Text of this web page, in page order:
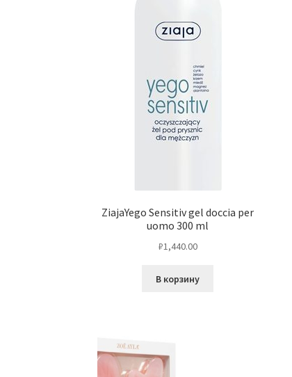
ZiajaYego Sensitiv gel doccia per
uomo 300 ml
₽1,440.00
В корзину